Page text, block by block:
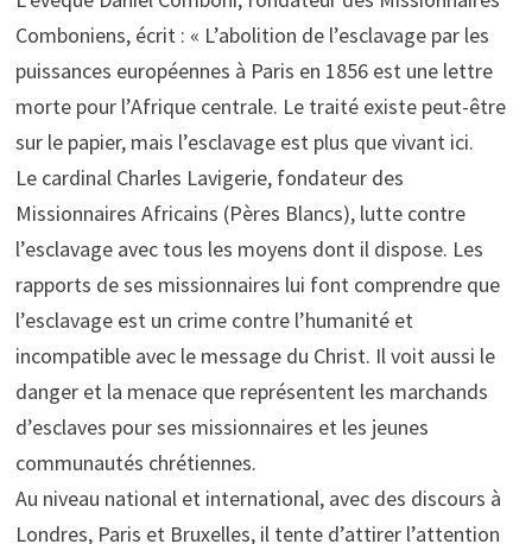
Comboniens, écrit : « L’abolition de l’esclavage par les
puissances européennes à Paris en 1856 est une lettre
morte pour l’Afrique centrale. Le traité existe peut-être
sur le papier, mais l’esclavage est plus que vivant ici.
Le cardinal Charles Lavigerie, fondateur des
Missionnaires Africains (Pères Blancs), lutte contre
l’esclavage avec tous les moyens dont il dispose. Les
rapports de ses missionnaires lui font comprendre que
l’esclavage est un crime contre l’humanité et
incompatible avec le message du Christ. Il voit aussi le
danger et la menace que représentent les marchands
d’esclaves pour ses missionnaires et les jeunes
communautés chrétiennes.
Au niveau national et international, avec des discours à
Londres, Paris et Bruxelles, il tente d’attirer l’attention